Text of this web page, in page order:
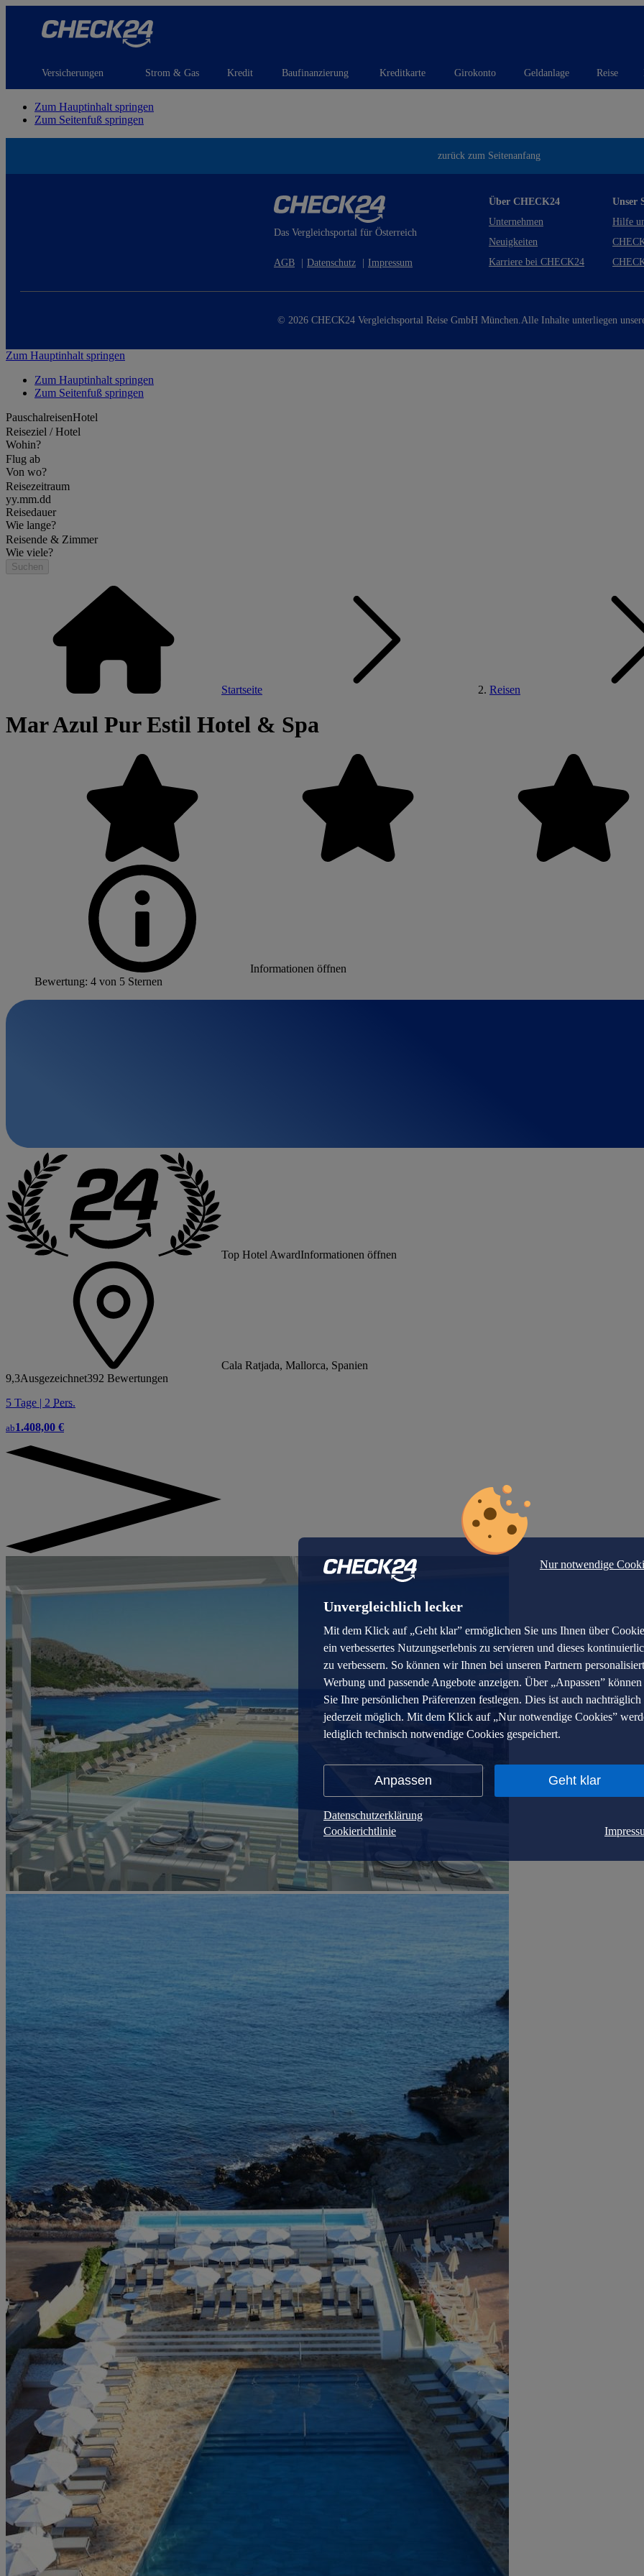
Versicherungen Strom & Gas Kredit Baufinanzierung Kreditkarte Girokonto Geldanlage Reise
Nur notwendige
Unvergleichlich lecker
Mit dem Klick auf „Geht klar” ermöglichen Sie uns Ihnen über
ein verbessertes Nutzungserlebnis zu servieren und dieses
zu verbessern. So können wir Ihnen bei unseren Partnern
Werbung und passende Angebote anzeigen. Über „Anpassen” können
Sie Ihre persönlichen Präferenzen festlegen. Dies ist auch nachträglich
jederzeit möglich. Mit dem Klick auf „Nur notwendige Cookies”
lediglich technisch notwendige Cookies gespeichert.
Anpassen Geht klar
Datenschutzerklärung
Cookierichtlinie
Zum Hauptinhalt springen
Zum Seitenfuß springen
zurück zum Seitenanfang
Das Vergleichsportal für Österreich
AGB Datenschutz Impressum
Über CHECK24
Unternehmen
Neuigkeiten
Karriere bei CHECK24
Unser
Hilfe
© 2026 CHECK24 Vergleichsportal Reise GmbH München.Alle Inhalte unterliegen
Zum Hauptinhalt springen
Zum Hauptinhalt springen
Zum Seitenfuß springen
PauschalreisenHotel
Reiseziel / Hotel
Wohin?
Flug ab
Von wo?
Reisezeitraum
yy.mm.dd
Reisedauer
Wie lange?
Reisende & Zimmer
Wie viele?
Suchen
Startseite Reisen
Mar Azul Pur Estil Hotel & Spa
Informationen öffnen
Bewertung: 4 von 5 Sternen
Top Hotel AwardInformationen öffnen
Cala Ratjada, Mallorca, Spanien
9,3Ausgezeichnet392 Bewertungen
5 Tage | 2 Pers.
ab1.408,00 €